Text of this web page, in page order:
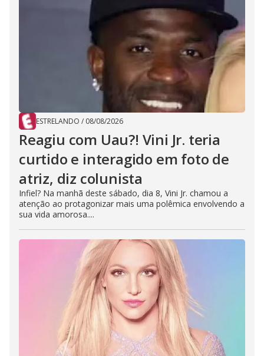
ESTRELANDO / 08/08/2026
Reagiu com Uau?! Vini Jr. teria
curtido e interagido em foto de
atriz, diz colunista
Infiel? Na manhã deste sábado, dia 8, Vini Jr. chamou a
atenção ao protagonizar mais uma polêmica envolvendo a
sua vida amorosa....